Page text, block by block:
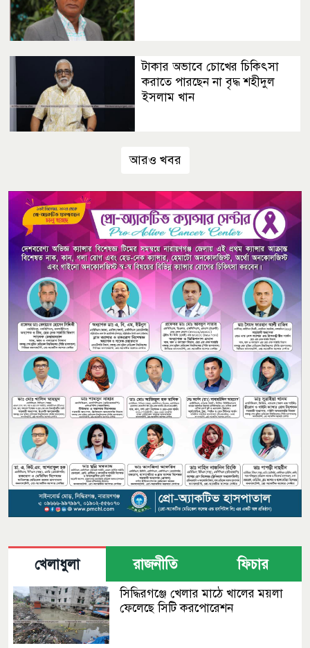
টাকার অভাবে চোখের চিকিৎসা
করাতে পারছেন না বৃদ্ধ শহীদুল
ইসলাম খান
আরও খবর
খেলাধুলা রাজনীতি ফিচার
সিদ্ধিরগঞ্জে খেলার মাঠে খালের ময়লা
ফেলেছে সিটি করপোরেশন